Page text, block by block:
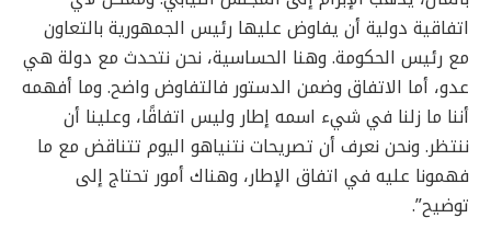
اتفاقية دولية أن يفاوض عليها رئيس الجمهورية بالتعاون
مع رئيس الحكومة. وهنا الحساسية، نحن نتحدث مع دولة هي
عدو، أما الاتفاق وضمن الدستور فالتفاوض واضح. وما أفهمه
أننا ما زلنا في شيء اسمه إطار وليس اتفاقًا، وعلينا أن
ننتظر. ونحن نعرف أن تصريحات نتنياهو اليوم تتناقض مع ما
فهمونا عليه في اتفاق الإطار، وهناك أمور تحتاج إلى
توضيح”.